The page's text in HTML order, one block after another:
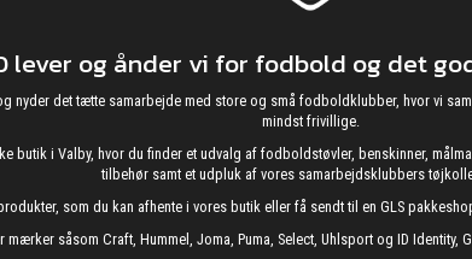
lever og ånder vi for fodbold og det
nyder det tætte samarbejde med store og små fodboldklubber, hvor vi
mindst frivillige.
butik i Valby, hvor du finder et udvalg af fodboldstøvler, benskinner,
tilbehør samt et udpluk af vores samarbejdsklubbers
som du kan afhente i vores butik eller få sendt til en GLS
mærker såsom Craft, Hummel, Joma, Puma, Select, Uhlsport og ID Identity,